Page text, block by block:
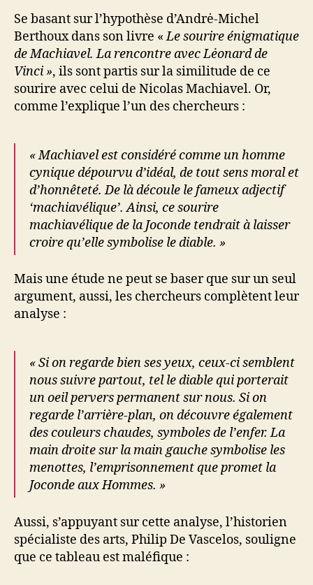
Se basant sur l’hypothèse d’Andrė-Michel
Berthoux dans son livre «Le sourire énigmatique
de Machiavel. La rencontre avec Lėonard de
Vinci », ils sont partis sur la similitude de ce
sourire avec celui de Nicolas Machiavel. Or,
comme l’explique l’un des chercheurs :
« Machiavel est considéré comme un homme
cynique dépourvu d’idéal, de tout sens moral et
d’honnêteté. De là découle le fameux adjectif
‘machiavélique’. Ainsi, ce sourire
machiavélique de la Joconde tendrait à laisser
croire qu’elle symbolise le diable. »
Mais une étude ne peut se baser que sur un seul
argument, aussi, les chercheurs complètent leur
analyse :
« Si on regarde bien ses yeux, ceux-ci semblent
nous suivre partout, tel le diable qui porterait
un oeil pervers permanent sur nous. Si on
regarde l’arrière-plan, on découvre également
des couleurs chaudes, symboles de l’enfer. La
main droite sur la main gauche symbolise les
menottes, l’emprisonnement que promet la
Joconde aux Hommes. »
Aussi, s’appuyant sur cette analyse, l’historien
spécialiste des arts, Philip De Vascelos, souligne
que ce tableau est maléfique :